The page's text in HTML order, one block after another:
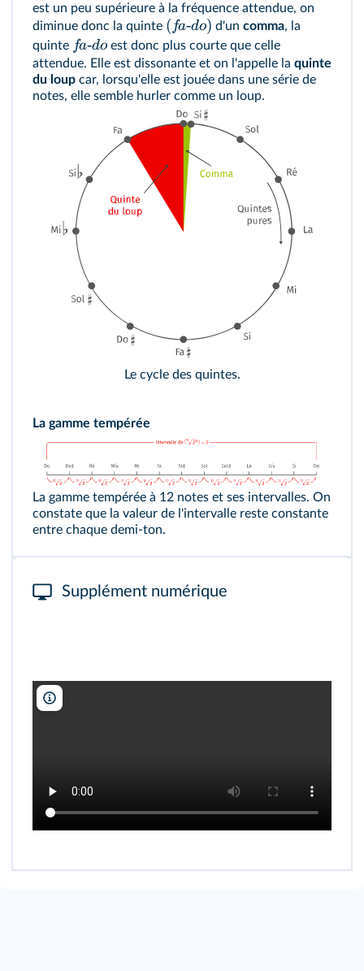
est un peu supérieure à la fréquence attendue, on
diminue donc la quinte ( fa‑do) d'uncomma, la
quinte fa‑do est donc plus courte que celle
attendue. Elle est dissonante et on l'appelle la quinte
du loup car, lorsqu'elle est jouée dans une série de
notes, elle semble hurler comme un loup.
Le cycle des quintes.
La gamme tempérée
La gamme tempérée à 12 notes et ses intervalles. On
constate que la valeur de l'intervalle reste constante
entre chaque demi-ton.
Supplément numérique